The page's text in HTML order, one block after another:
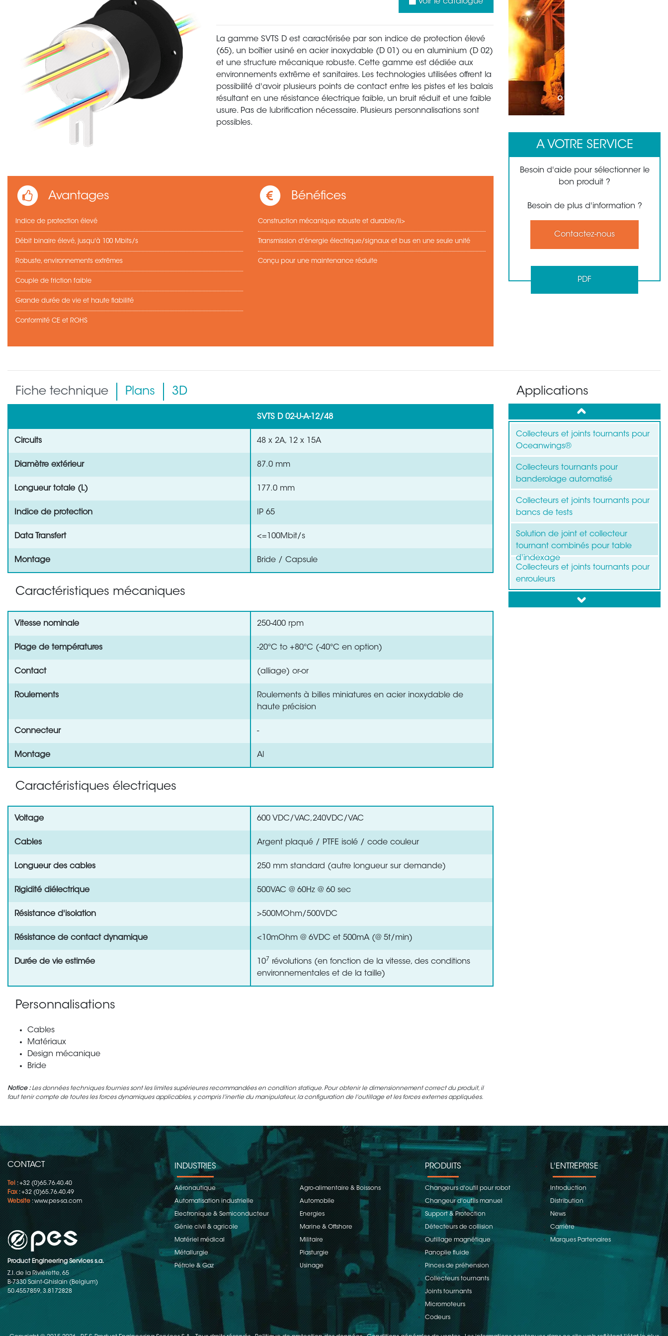
La gamme SVTS D est caractérisée par son indice de protection élevé
(65), un boîtier usiné en acier inoxydable (D 01) ou en aluminium (D 02)
et une structure mécanique robuste. Cette gamme est dédiée aux
environnements extrême et sanitaires. Les technologies utilisées offrent la
possibilité d'avoir plusieurs points de contact entre les pistes et les balais
résultant en une résistance électrique faible, un bruit réduit et une faible
usure. Pas de lubrification nécessaire. Plusieurs personnalisations sont
possibles.
Avantages
Indice de protection élevé
Débit binaire élevé, jusqu'à 100 Mbits/s
Robuste, environnements extrêmes
Couple de friction faible
Grande durée de vie et haute fiabilité
Conformité CE et ROHS
Bénéfices
Construction mécanique robuste et durable/li>
Transmission d'énergie électrique/signaux et bus en une seule unité
Conçu pour une maintenance réduite
1
A VOTRE SERVICE
Besoin d'aide pour sélectionner le
bon produit ?
Besoin de plus d'information ?
Contactez-nous
PDF
Fiche technique Plans 3D
SVTS D 02-U-A-12/48
Circuits 48 x 2A, 12 x 15A
Diamètre extérieur 87.0 mm
Longueur totale (L) 177.0 mm
Indice de protection IP 65
Data Transfert <=100Mbit/s
Montage Bride / Capsule
Caractéristiques mécaniques
Vitesse nominale 250-400 rpm
Plage de températures -20°C to +80°C (-40°C en option)
Contact (alliage) or-or
Roulements
Roulements à billes miniatures en acier inoxydable de
haute précision
Connecteur -
Montage Al
Caractéristiques électriques
Voltage 600 VDC/VAC,240VDC/VAC
Cables Argent plaqué / PTFE isolé / code couleur
Longueur des cables 250 mm standard (autre longueur sur demande)
Rigidité diélectrique 500VAC @ 60Hz @ 60 sec
Résistance d'isolation >500MOhm/500VDC
Résistance de contact dynamique <10mOhm @ 6VDC et 500mA (@ 5t/min)
Durée de vie estimée 107 révolutions (en fonction de la vitesse, des conditions
environnementales et de la taille)
Personnalisations
Cables
Matériaux
Design mécanique
Bride
Notice :Les données techniques fournies sont les limites supérieures recommandées en condition statique. Pour obtenir le dimensionnement correct du produit, il
faut tenir compte de toutes les forces dynamiques applicables, y compris l'inertie du manipulateur, la configuration de l'outillage et les forces externes appliquées.
Applications
up
Collecteurs et joints tournants pour
Oceanwings®
Collecteurs tournants pour
banderolage automatisé
Collecteurs et joints tournants pour
bancs de tests
Solution de joint et collecteur
tournant combinés pour table
d'indexage
Collecteurs et joints tournants pour
enrouleurs
Collecteurs tournants pour
down
CONTACT
Tel: +32 (0)65.76.40.40
Fax: +32 (0)65.76.40.49
Website:www.pes-sa.com
Product Engineering Services s.a.
Z.I. de la Rivièrette, 65
B-7330 Saint-Ghislain (Belgium)
50.4557859, 3.8172828
INDUSTRIES
Aéronautique Agro-alimentaire & Boissons
Automatisation industrielle Automobile
Electronique & Semiconducteur Energies
Génie civil & agricole Marine & Offshore
Matériel médical Militaire
Métallurgie Plasturgie
Pétrole & Gaz Usinage
PRODUITS
Changeurs d'outil pour robot
Changeur d'outils manuel
Support & Protection
Détecteurs de collision
Outillage magnétique
Panoplie fluide
Pinces de préhension
Collecteurs tournants
Joints tournants
Micromoteurs
Codeurs
L'ENTREPRISE
Introduction
Distribution
News
Carrière
Marques Partenaires